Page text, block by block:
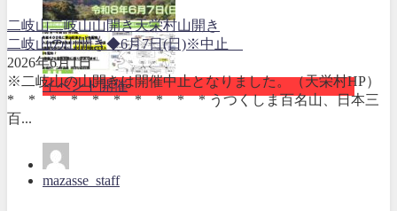
イベント開催
二岐山二岐山山開き天栄村山開き
二岐山の山開き◆6月7日(日)※中止
2026年6月1日
※二岐山の山開きは開催中止となりました。（天栄村HP）
* * * * * * * * * * うつくしま百名山、日本三
百...
mazasse_staff